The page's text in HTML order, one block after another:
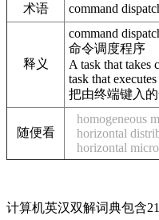
术语 command
释义
command
命令调度程序
A task that takes
task that
把由终端键入
随便看
homogeneous
horizontal
horizontal
计算机英汉双解词典包含